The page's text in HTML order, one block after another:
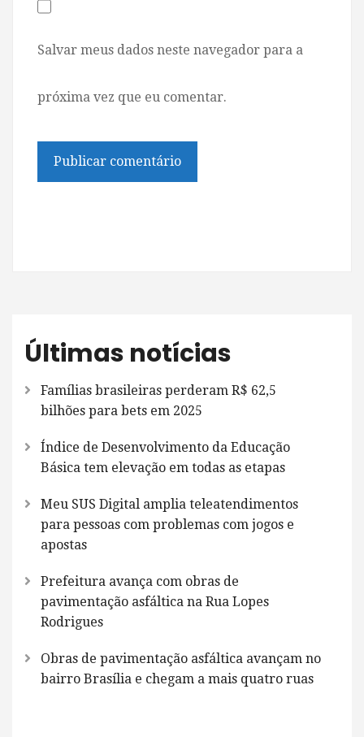
Salvar meus dados neste navegador para a
próxima vez que eu comentar.
Últimas notícias
Famílias brasileiras perderam R$ 62,5
bilhões para bets em 2025
Índice de Desenvolvimento da Educação
Básica tem elevação em todas as etapas
Meu SUS Digital amplia teleatendimentos
para pessoas com problemas com jogos e
apostas
Prefeitura avança com obras de
pavimentação asfáltica na Rua Lopes
Rodrigues
Obras de pavimentação asfáltica avançam no
bairro Brasília e chegam a mais quatro ruas